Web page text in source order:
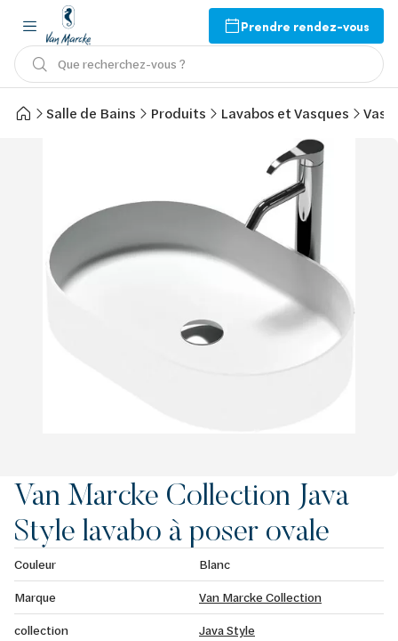
Prendre rendez-vous
Que recherchez-vous ?
Salle de Bains Produits Lavabos et Vasques
Van Marcke Collection Java
Style lavabo à poser ovale
Couleur
Blanc
Marque
Van Marcke Collection
collection
Java Style